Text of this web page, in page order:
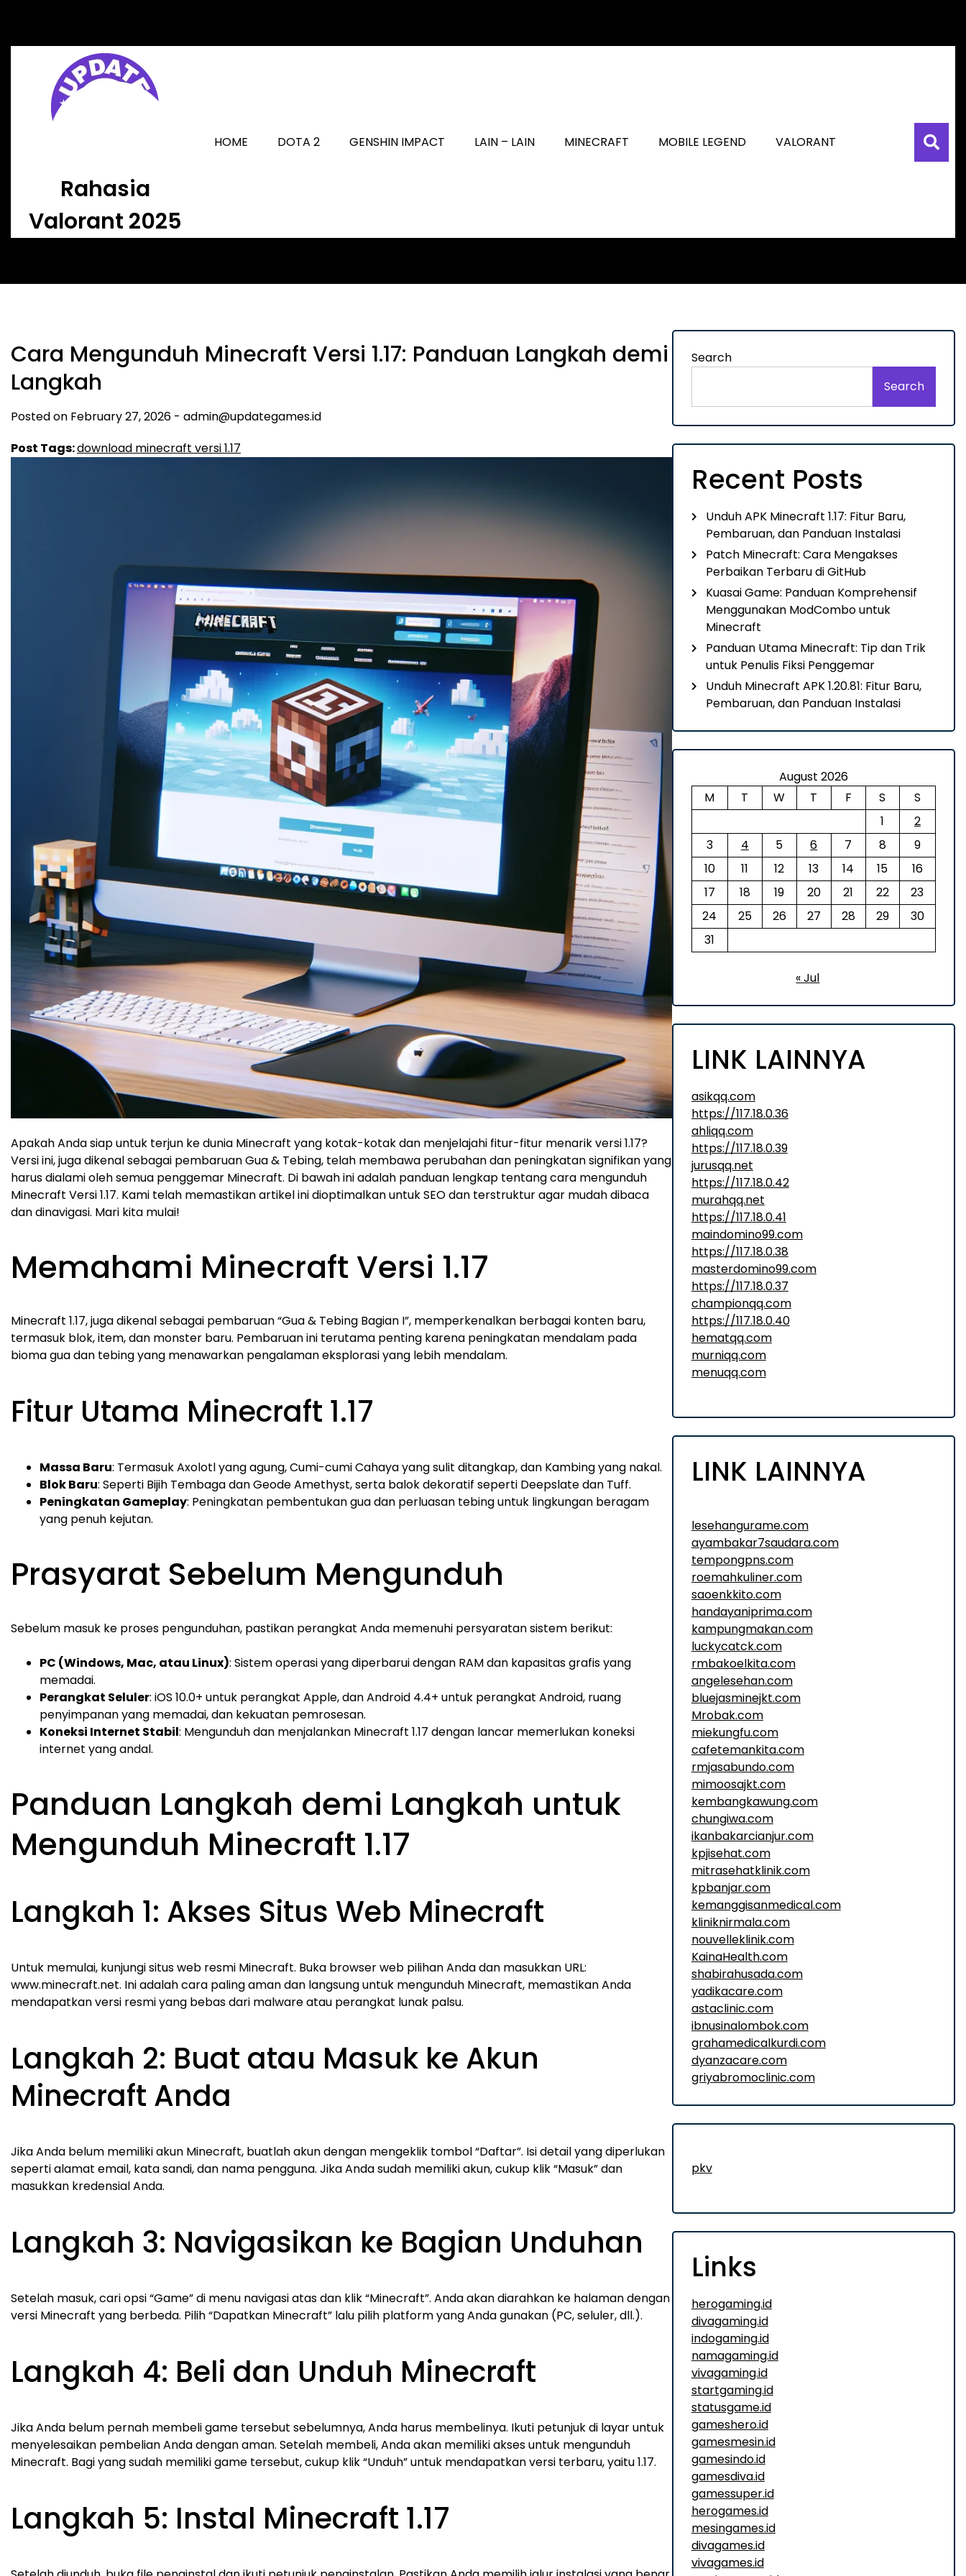
content
Rahasia
Valorant 2025
HOME DOTA 2 GENSHIN IMPACT LAIN – LAIN MINECRAFT MOBILE LEGEND VALORANT
Cara Mengunduh Minecraft Versi 1.17: Panduan Langkah demi
Langkah
Posted on February 27, 2026 - admin@updategames.id
Post Tags:download minecraft versi 1.17
Apakah Anda siap untuk terjun ke dunia Minecraft yang kotak-kotak dan menjelajahi fitur-fitur menarik versi 1.17?
Versi ini, juga dikenal sebagai pembaruan Gua & Tebing, telah membawa perubahan dan peningkatan signifikan yang
harus dialami oleh semua penggemar Minecraft. Di bawah ini adalah panduan lengkap tentang cara mengunduh
Minecraft Versi 1.17. Kami telah memastikan artikel ini dioptimalkan untuk SEO dan terstruktur agar mudah dibaca
dan dinavigasi. Mari kita mulai!
Memahami Minecraft Versi 1.17
Minecraft 1.17, juga dikenal sebagai pembaruan “Gua & Tebing Bagian I”, memperkenalkan berbagai konten baru,
termasuk blok, item, dan monster baru. Pembaruan ini terutama penting karena peningkatan mendalam pada
bioma gua dan tebing yang menawarkan pengalaman eksplorasi yang lebih mendalam.
Fitur Utama Minecraft 1.17
Massa Baru: Termasuk Axolotl yang agung, Cumi-cumi Cahaya yang sulit ditangkap, dan Kambing yang nakal.
Blok Baru: Seperti Bijih Tembaga dan Geode Amethyst, serta balok dekoratif seperti Deepslate dan Tuff.
Peningkatan Gameplay: Peningkatan pembentukan gua dan perluasan tebing untuk lingkungan beragam
yang penuh kejutan.
Prasyarat Sebelum Mengunduh
Sebelum masuk ke proses pengunduhan, pastikan perangkat Anda memenuhi persyaratan sistem berikut:
PC (Windows, Mac, atau Linux): Sistem operasi yang diperbarui dengan RAM dan kapasitas grafis yang
memadai.
Perangkat Seluler: iOS 10.0+ untuk perangkat Apple, dan Android 4.4+ untuk perangkat Android, ruang
penyimpanan yang memadai, dan kekuatan pemrosesan.
Koneksi Internet Stabil: Mengunduh dan menjalankan Minecraft 1.17 dengan lancar memerlukan koneksi
internet yang andal.
Panduan Langkah demi Langkah untuk
Mengunduh Minecraft 1.17
Langkah 1: Akses Situs Web Minecraft
Untuk memulai, kunjungi situs web resmi Minecraft. Buka browser web pilihan Anda dan masukkan URL:
www.minecraft.net. Ini adalah cara paling aman dan langsung untuk mengunduh Minecraft, memastikan Anda
mendapatkan versi resmi yang bebas dari malware atau perangkat lunak palsu.
Langkah 2: Buat atau Masuk ke Akun
Minecraft Anda
Jika Anda belum memiliki akun Minecraft, buatlah akun dengan mengeklik tombol “Daftar”. Isi detail yang diperlukan
seperti alamat email, kata sandi, dan nama pengguna. Jika Anda sudah memiliki akun, cukup klik “Masuk” dan
masukkan kredensial Anda.
Langkah 3: Navigasikan ke Bagian Unduhan
Setelah masuk, cari opsi “Game” di menu navigasi atas dan klik “Minecraft”. Anda akan diarahkan ke halaman dengan
versi Minecraft yang berbeda. Pilih “Dapatkan Minecraft” lalu pilih platform yang Anda gunakan (PC, seluler, dll.).
Langkah 4: Beli dan Unduh Minecraft
Jika Anda belum pernah membeli game tersebut sebelumnya, Anda harus membelinya. Ikuti petunjuk di layar untuk
menyelesaikan pembelian Anda dengan aman. Setelah membeli, Anda akan memiliki akses untuk mengunduh
Minecraft. Bagi yang sudah memiliki game tersebut, cukup klik “Unduh” untuk mendapatkan versi terbaru, yaitu 1.17.
Langkah 5: Instal Minecraft 1.17
Search
Search
Recent Posts
Unduh APK Minecraft 1.17: Fitur Baru,
Pembaruan, dan Panduan Instalasi
Patch Minecraft: Cara Mengakses
Perbaikan Terbaru di GitHub
Kuasai Game: Panduan Komprehensif
Menggunakan ModCombo untuk
Minecraft
Panduan Utama Minecraft: Tip dan Trik
untuk Penulis Fiksi Penggemar
Unduh Minecraft APK 1.20.81: Fitur Baru,
Pembaruan, dan Panduan Instalasi
August 2026
M
T W T F S
S
1
2
3
4 5 6 7 8
9
10
11 12 13 14 15
16
17
18 19 20 21 22
23
24
25 26 27 28 29
30
31
« Jul
LINK LAINNYA
asikqq.com
https://117.18.0.36
ahliqq.com
https://117.18.0.39
jurusqq.net
https://117.18.0.42
murahqq.net
https://117.18.0.41
maindomino99.com
https://117.18.0.38
masterdomino99.com
https://117.18.0.37
championqq.com
https://117.18.0.40
hematqq.com
murniqq.com
menuqq.com
LINK LAINNYA
lesehangurame.com
ayambakar7saudara.com
tempongpns.com
roemahkuliner.com
saoenkkito.com
handayaniprima.com
kampungmakan.com
luckycatck.com
rmbakoelkita.com
angelesehan.com
bluejasminejkt.com
Mrobak.com
miekungfu.com
cafetemankita.com
rmjasabundo.com
mimoosajkt.com
kembangkawung.com
chungiwa.com
ikanbakarcianjur.com
kpjisehat.com
mitrasehatklinik.com
kpbanjar.com
kemanggisanmedical.com
kliniknirmala.com
nouvelleklinik.com
KainaHealth.com
shabirahusada.com
yadikacare.com
astaclinic.com
ibnusinalombok.com
grahamedicalkurdi.com
dyanzacare.com
griyabromoclinic.com
pkv
Links
herogaming.id
divagaming.id
indogaming.id
namagaming.id
vivagaming.id
startgaming.id
statusgame.id
gameshero.id
gamesmesin.id
gamesindo.id
gamesdiva.id
gamessuper.id
herogames.id
mesingames.id
divagames.id
vivagames.id